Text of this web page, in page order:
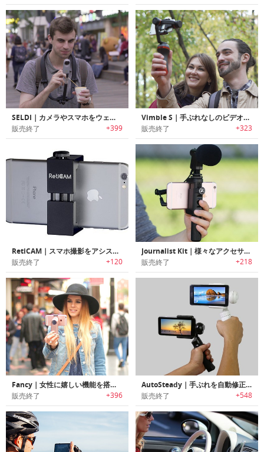
SELDI｜カメラやスマホをウェアラブルにする7-in-1ビデオリグ「セルディ」
販売終了 +399
Vimble S｜手ぶれなしのビデオ撮影を可能にするスマホ用スタビライザー「ビンブルS」
販売終了 +323
RetiCAM｜スマホ撮影をアシストする三脚用マウント「レティカム」
販売終了 +120
Journalist Kit｜様々なアクセサリーをマウント可能なスマホ用ユニバーサル三脚/ハンドグリップ「ジャーナリストキット」
販売終了 +218
Fancy｜女性に嬉しい機能を搭載したスマホ用スリムコンパクトスタビライザー「ファンシー」
販売終了 +396
AutoSteady｜手ぶれを自動修正する三軸カメラスタビライザー「オートステディー」
販売終了 +548